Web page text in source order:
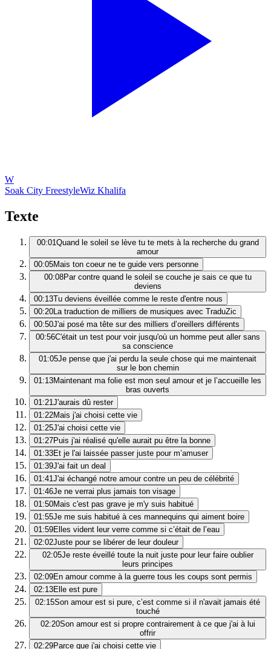
W
Soak City FreestyleWiz Khalifa
Texte
00:01Quand le soleil se lève tu te mets à la recherche du grand
amour
00:05Mais ton coeur ne te guide vers personne
00:08Par contre quand le soleil se couche je sais ce que tu
deviens
00:13Tu deviens éveillée comme le reste d'entre nous
00:20La traduction de milliers de musiques avec TraduZic
00:50J'ai posé ma tête sur des milliers d’oreillers différents
00:56C'était un test pour voir jusqu'où un homme peut aller sans
sa conscience
01:05Je pense que j'ai perdu la seule chose qui me maintenait
sur le bon chemin
01:13Maintenant ma folie est mon seul amour et je l’accueille les
bras ouverts
01:21J'aurais dû rester
01:22Mais j'ai choisi cette vie
01:25J'ai choisi cette vie
01:27Puis j'ai réalisé qu'elle aurait pu être la bonne
01:33Et je l'ai laissée passer juste pour m’amuser
01:39J'ai fait un deal
01:41J'ai échangé notre amour contre un peu de célébrité
01:46Je ne verrai plus jamais ton visage
01:50Mais c'est pas grave je m'y suis habitué
01:55Je me suis habitué à ces mannequins qui aiment boire
01:59Elles vident leur verre comme si c’était de l’eau
02:02Juste pour se libérer de leur douleur
02:05Je reste éveillé toute la nuit juste pour leur faire oublier
leurs principes
02:09En amour comme à la guerre tous les coups sont permis
02:13Elle est pure
02:15Son amour est si pure, c’est comme si il n'avait jamais été
touché
02:20Son amour est si propre contrairement à ce que j'ai à lui
offrir
02:29Parce que j'ai choisi cette vie